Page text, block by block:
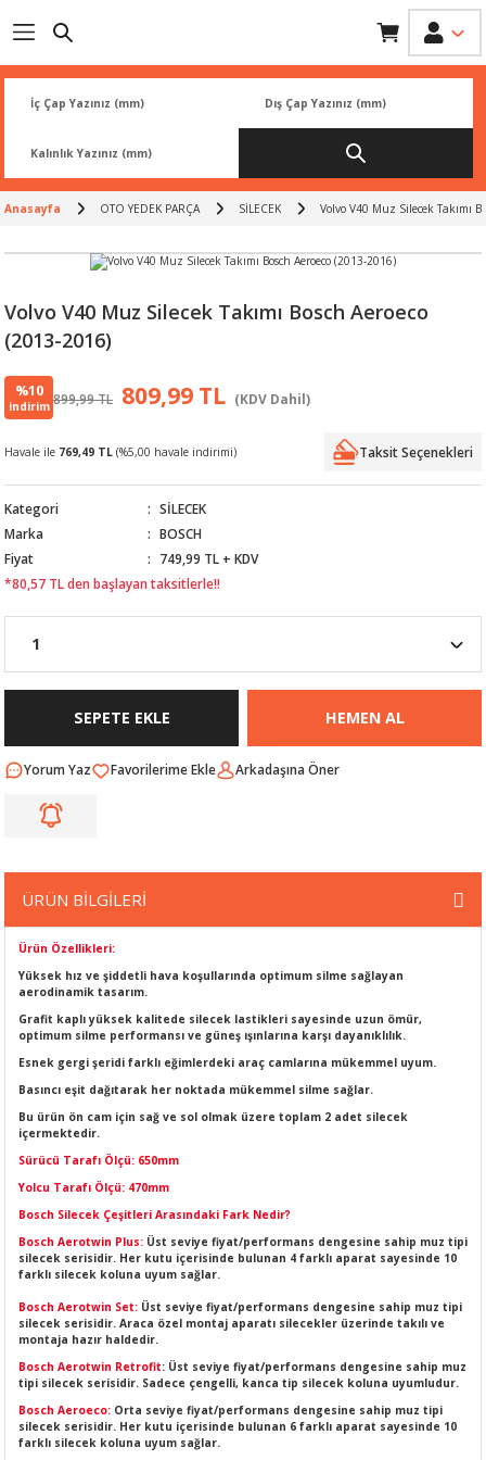
ÜRÜNLERİ
ÜRÜNLERİ
Anasayfa OTO YEDEK PARÇA SİLECEK Volvo V40 Muz Silecek Takımı
Volvo V40 Muz Silecek Takımı Bosch Aeroeco
(2013-2016)
%10
indirim 899,99 TL 809,99 TL (KDV Dahil)
Havale ile 769,49 TL (%5,00 havale indirimi) Taksit Seçenekleri
Kategori
SİLECEK
Marka
BOSCH
Fiyat
749,99 TL + KDV
*80,57 TL den başlayan taksitlerle!!
SEPETE EKLE HEMEN AL
Yorum Yaz Arkadaşına Öner
ÜRÜN BİLGİLERİ
Ürün Özellikleri:
Yüksek hız ve şiddetli hava koşullarında optimum silme sağlayan
aerodinamik tasarım.
Grafit kaplı yüksek kalitede silecek lastikleri sayesinde uzun ömür,
optimum silme performansı ve güneş ışınlarına karşı dayanıklılık.
Esnek gergi şeridi farklı eğimlerdeki araç camlarına mükemmel uyum.
Basıncı eşit dağıtarak her noktada mükemmel silme sağlar.
Bu ürün ön cam için sağ ve sol olmak üzere toplam 2 adet silecek
içermektedir.
Sürücü Tarafı Ölçü: 650mm
Yolcu Tarafı Ölçü: 470mm
Bosch Silecek Çeşitleri Arasındaki Fark Nedir?
Bosch Aerotwin Plus: Üst seviye fiyat/performans dengesine sahip muz tipi
silecek serisidir. Her kutu içerisinde bulunan 4 farklı aparat sayesinde 10
farklı silecek koluna uyum sağlar.
Bosch Aerotwin Set: Üst seviye fiyat/performans dengesine sahip muz tipi
silecek serisidir. Araca özel montaj aparatı silecekler üzerinde takılı ve
montaja hazır haldedir.
Bosch Aerotwin Retrofit: Üst seviye fiyat/performans dengesine sahip muz
tipi silecek serisidir. Sadece çengelli, kanca tip silecek koluna uyumludur.
Bosch Aeroeco: Orta seviye fiyat/performans dengesine sahip muz tipi
silecek serisidir. Her kutu içerisinde bulunan 6 farklı aparat sayesinde 10
farklı silecek koluna uyum sağlar.